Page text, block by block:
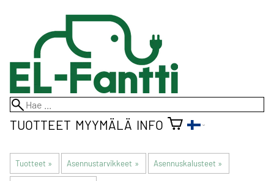
TUOTTEET MYYMÄLÄ INFO
Tuotteet ‪» Asennustarvikkeet ‪» Asennuskalusteet ‪»